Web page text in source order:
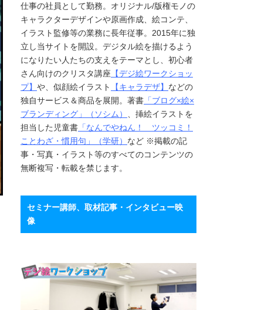
仕事の社員として勤務。オリジナル/版権モノの
キャラクターデザインや原画作成、絵コンテ、
イラスト監修等の業務に長年従事。2015年に独
立し当サイトを開設。デジタル絵を描けるよう
になりたい人たちの支えをテーマとし、初心者
さん向けのクリスタ講座 【デジ絵ワークショッ
プ】 や、似顔絵イラスト 【キャラデザ】 などの
独自サービス＆商品を展開。著書 「ブログ×絵×
ブランディング」（ソシム）
、挿絵イラストを
担当した児童書 「なんでやねん！ ツッコミ！
ことわざ・慣用句」（学研） など ※掲載の記
事・写真・イラスト等のすべてのコンテンツの
無断複写・転載を禁じます。
セミナー講師、取材記事・インタビュー映
像